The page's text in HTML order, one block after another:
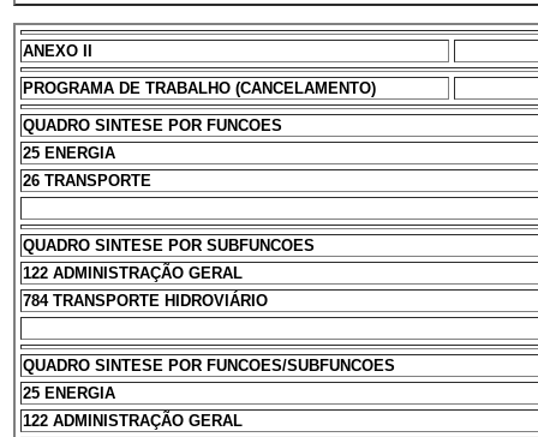
ANEXO II
PROGRAMA DE TRABALHO (CANCELAMENTO)
QUADRO SINTESE POR FUNCOES
25 ENERGIA
26 TRANSPORTE
QUADRO SINTESE POR SUBFUNCOES
122 ADMINISTRAÇÃO GERAL
784 TRANSPORTE HIDROVIÁRIO
QUADRO SINTESE POR FUNCOES/SUBFUNCOES
25 ENERGIA
122 ADMINISTRAÇÃO GERAL